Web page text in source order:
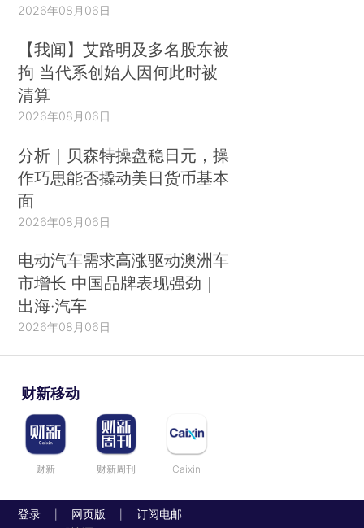
2026年08月06日
【我闻】艾路明及多名股东被
拘 当代系创始人因何此时被
清算
2026年08月06日
分析｜贝森特操盘稳日元，操
作巧思能否撬动美日货币基本
面
2026年08月06日
电动汽车需求高涨驱动澳洲车
市增长 中国品牌表现强劲｜
出海·汽车
2026年08月06日
财新移动
财新 财新周刊 Caixin
登录 网页版 订阅电邮